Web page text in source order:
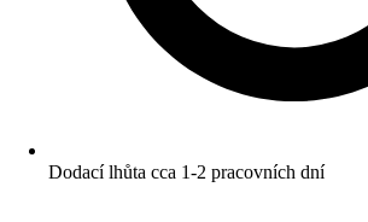
Dodací lhůta cca 1-2 pracovních dní